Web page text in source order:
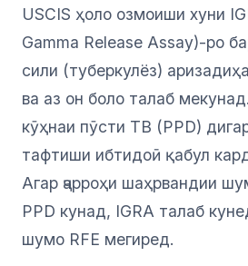
USCIS ҳоло озмоиши хуни
Gamma Release Assay)-ро
сили (туберкулёз)
ва аз он боло талаб
кӯҳнаи пӯсти TB (PPD)
тафтиши ибтидоӣ қабул
Агар ҷарроҳи шаҳрвандии
PPD кунад, IGRA талаб
шумо RFE мегиред.